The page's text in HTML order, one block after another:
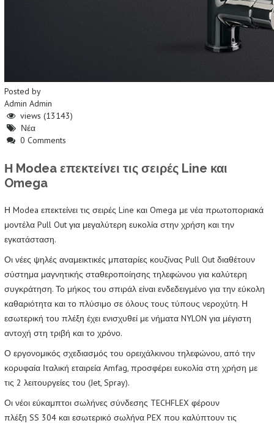
Posted by
Admin Admin
views (13143)
Νέα
0 Comments
Η Modea επεκτείνει τις σειρές Line και
Omega
Η Modea επεκτείνει τις σειρές Line και Omega με νέα πρωτοποριακά
μοντέλα Pull Out για μεγαλύτερη ευκολία στην χρήση και την
εγκατάσταση.
Οι νέες ψηλές αναμεικτικές μπαταρίες κουζίνας Pull Out διαθέτουν
σύστημα μαγνητικής σταθεροποίησης τηλεφώνου για καλύτερη
συγκράτηση. Το μήκος του σπιράλ είναι ενδεδειγμένο για την εύκολη
καθαριότητα και το πλύσιμο σε όλους τους τύπους νεροχύτη. Η
εσωτερική του πλέξη έχει ενισχυθεί με νήματα NYLON για μέγιστη
αντοχή στη τριβή και το χρόνο.
Ο εργονομικός σχεδιασμός του ορειχάλκινου τηλεφώνου, από την
κορυφαία Ιταλική εταιρεία Amfag, προσφέρει ευκολία στη χρήση με
τις 2 λειτουργείες του (Jet, Spray).
Οι νέοι εύκαμπτοι σωλήνες σύνδεσης TECHFLEX φέρουν
πλέξη SS 304 και εσωτερικό σωλήνα PEX που καλύπτουν τις